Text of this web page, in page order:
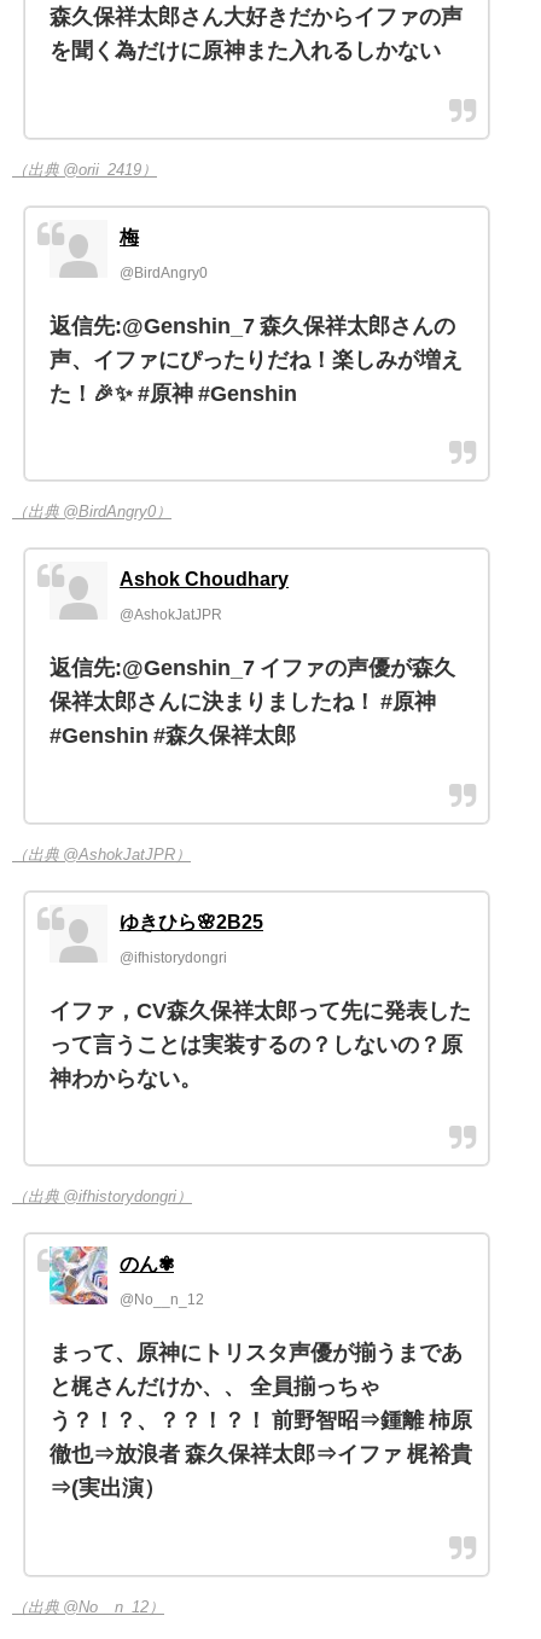
森久保祥太郎さん大好きだからイファの声
を聞く為だけに原神また入れるしかない
（出典 @orii_2419）
梅
@BirdAngry0
返信先:@Genshin_7 森久保祥太郎さんの
声、イファにぴったりだね！楽しみが増え
た！🎉✨ #原神 #Genshin
（出典 @BirdAngry0）
Ashok Choudhary
@AshokJatJPR
返信先:@Genshin_7 イファの声優が森久
保祥太郎さんに決まりましたね！ #原神
#Genshin #森久保祥太郎
（出典 @AshokJatJPR）
ゆきひら🌸2B25
@ifhistorydongri
イファ，CV森久保祥太郎って先に発表した
って言うことは実装するの？しないの？原
神わからない。
（出典 @ifhistorydongri）
のん✾
@No__n_12
まって、原神にトリスタ声優が揃うまであ
と梶さんだけか、、 全員揃っちゃ
う？！？、？？！？！ 前野智昭⇒鍾離 柿原
徹也⇒放浪者 森久保祥太郎⇒イファ 梶裕貴
⇒(実出演）
（出典 @No__n_12）